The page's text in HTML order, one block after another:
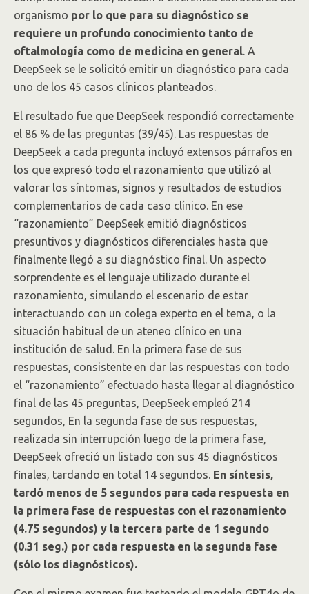
organismo por lo que para su diagnóstico se
requiere un profundo conocimiento tanto de
oftalmología como de medicina en general. A
DeepSeek se le solicitó emitir un diagnóstico para cada
uno de los 45 casos clínicos planteados.
El resultado fue que DeepSeek respondió correctamente
el 86 % de las preguntas (39/45). Las respuestas de
DeepSeek a cada pregunta incluyó extensos párrafos en
los que expresó todo el razonamiento que utilizó al
valorar los síntomas, signos y resultados de estudios
complementarios de cada caso clínico. En ese
“razonamiento” DeepSeek emitió diagnósticos
presuntivos y diagnósticos diferenciales hasta que
finalmente llegó a su diagnóstico final. Un aspecto
sorprendente es el lenguaje utilizado durante el
razonamiento, simulando el escenario de estar
interactuando con un colega experto en el tema, o la
situación habitual de un ateneo clínico en una
institución de salud. En la primera fase de sus
respuestas, consistente en dar las respuestas con todo
el “razonamiento” efectuado hasta llegar al diagnóstico
final de las 45 preguntas, DeepSeek empleó 214
segundos, En la segunda fase de sus respuestas,
realizada sin interrupción luego de la primera fase,
DeepSeek ofreció un listado con sus 45 diagnósticos
finales, tardando en total 14 segundos. En síntesis,
tardó menos de 5 segundos para cada respuesta en
la primera fase de respuestas con el razonamiento
(4.75 segundos) y la tercera parte de 1 segundo
(0.31 seg.) por cada respuesta en la segunda fase
(sólo los diagnósticos).